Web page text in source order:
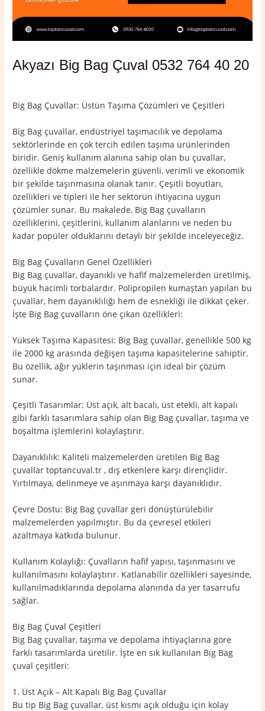
Akyazı Big Bag Çuval 0532 764 40 20
Big Bag Çuvallar: Üstün Taşıma Çözümleri ve Çeşitleri
Big Bag çuvallar, endüstriyel taşımacılık ve depolama
sektörlerinde en çok tercih edilen taşıma ürünlerinden
biridir. Geniş kullanım alanına sahip olan bu çuvallar,
özellikle dökme malzemelerin güvenli, verimli ve ekonomik
bir şekilde taşınmasına olanak tanır. Çeşitli boyutları,
özellikleri ve tipleri ile her sektörün ihtiyacına uygun
çözümler sunar. Bu makalede, Big Bag çuvalların
özelliklerini, çeşitlerini, kullanım alanlarını ve neden bu
kadar popüler olduklarını detaylı bir şekilde inceleyeceğiz.
Big Bag Çuvalların Genel Özellikleri
Big Bag çuvallar, dayanıklı ve hafif malzemelerden üretilmiş,
büyük hacimli torbalardır. Polipropilen kumaştan yapılan bu
çuvallar, hem dayanıklılığı hem de esnekliği ile dikkat çeker.
İşte Big Bag çuvalların öne çıkan özellikleri:
Yüksek Taşıma Kapasitesi: Big Bag çuvallar, genellikle 500 kg
ile 2000 kg arasında değişen taşıma kapasitelerine sahiptir.
Bu özellik, ağır yüklerin taşınması için ideal bir çözüm
sunar.
Çeşitli Tasarımlar: Üst açık, alt bacalı, üst etekli, alt kapalı
gibi farklı tasarımlara sahip olan Big Bag çuvallar, taşıma ve
boşaltma işlemlerini kolaylaştırır.
Dayanıklılık: Kaliteli malzemelerden üretilen Big Bag
çuvallar toptancuval.tr , dış etkenlere karşı dirençlidir.
Yırtılmaya, delinmeye ve aşınmaya karşı dayanıklıdır.
Çevre Dostu: Big Bag çuvallar geri dönüştürülebilir
malzemelerden yapılmıştır. Bu da çevresel etkileri
azaltmaya katkıda bulunur.
Kullanım Kolaylığı: Çuvalların hafif yapısı, taşınmasını ve
kullanılmasını kolaylaştırır. Katlanabilir özellikleri sayesinde,
kullanılmadıklarında depolama alanında da yer tasarrufu
sağlar.
Big Bag Çuval Çeşitleri
Big Bag çuvallar, taşıma ve depolama ihtiyaçlarına göre
farklı tasarımlarda üretilir. İşte en sık kullanılan Big Bag
çuval çeşitleri:
1. Üst Açık – Alt Kapalı Big Bag Çuvallar
Bu tip Big Bag çuvallar, üst kısmı açık olduğu için kolay